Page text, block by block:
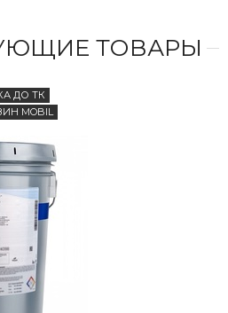
ТОВАРЫ
ДО ТК
MOBIL